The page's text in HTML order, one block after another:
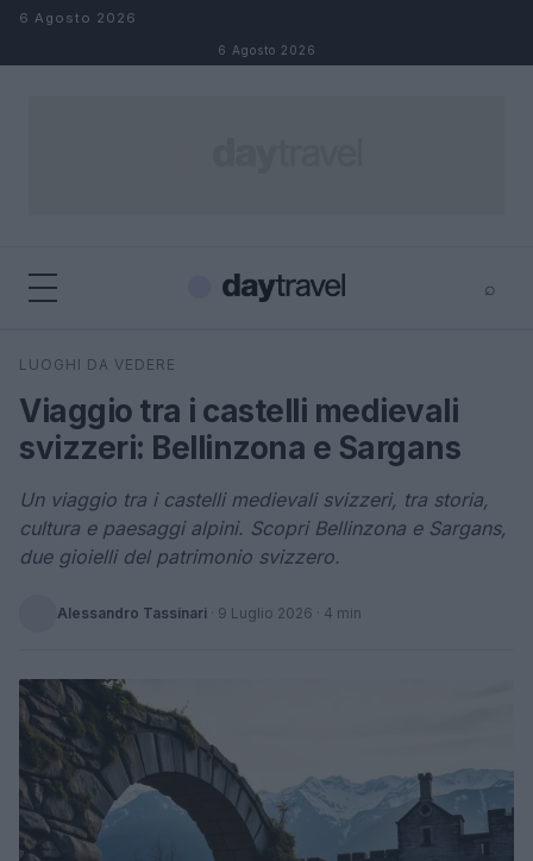
Salta al contenuto
6 Agosto 2026
6 Agosto 2026
⌕
Cerca
LUOGHI DA VEDERE
Viaggio tra i castelli medievali
svizzeri: Bellinzona e Sargans
Un viaggio tra i castelli medievali svizzeri, tra storia,
cultura e paesaggi alpini. Scopri Bellinzona e Sargans,
due gioielli del patrimonio svizzero.
Alessandro Tassinari · 9 Luglio 2026 · 4 min